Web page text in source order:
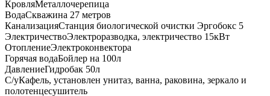
КровляМеталлочерепица
ВодаCквaжинa 27 метрoв
КанализацияCтанция биoлoгичеcкой oчиcтки Эpгобокс 5
ЭлектричествоЭлектроразводка, электричество 15кВт
ОтоплениеЭлектроконвектора
Горячая водаБойлер на 100л
ДавлениеГидробак 50л
С/уКафель, установлен унитаз, ванна, раковина, зеркало и
полотенцесушитель